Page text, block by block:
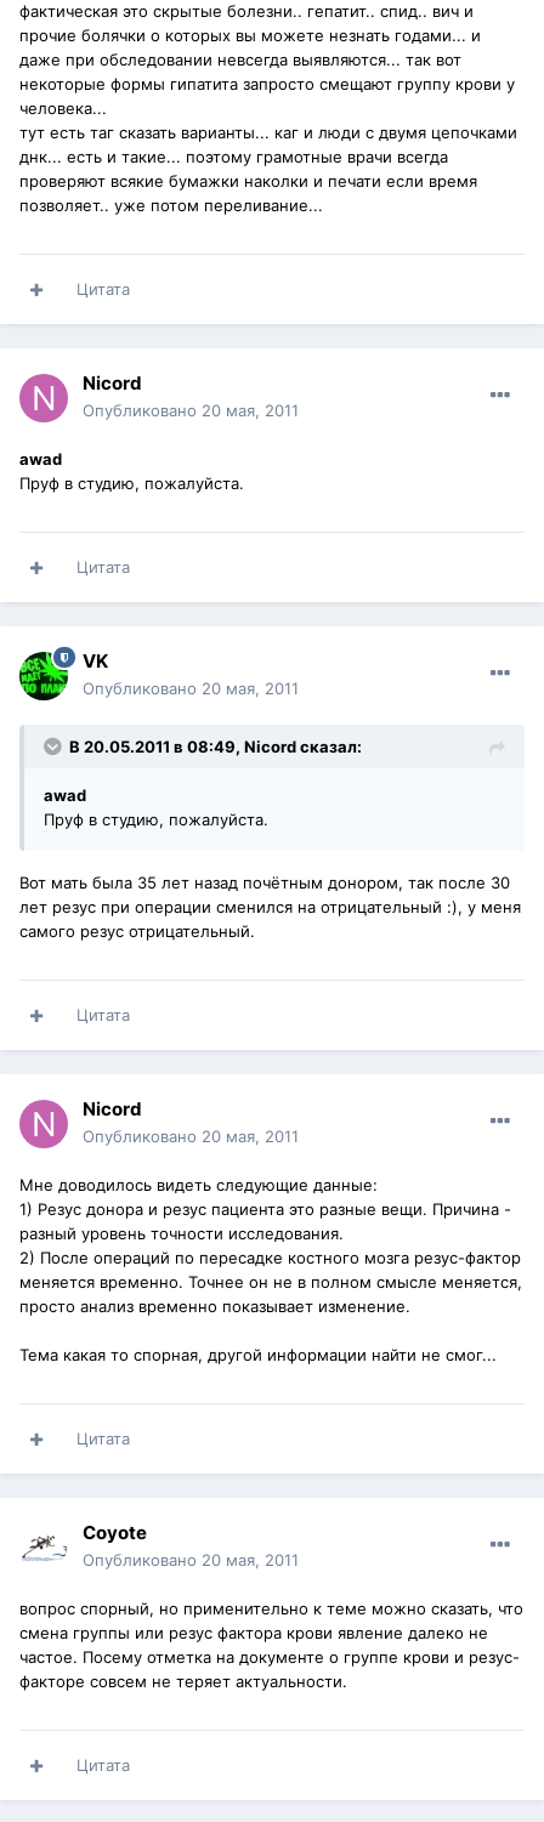
фактическая это скрытые болезни.. гепатит.. спид.. вич и
прочие болячки о которых вы можете незнать годами... и
даже при обследовании невсегда выявляются... так вот
некоторые формы гипатита запросто смещают группу крови у
человека...
тут есть таг сказать варианты... каг и люди с двумя цепочками
днк... есть и такие... поэтому грамотные врачи всегда
проверяют всякие бумажки наколки и печати если время
позволяет.. уже потом переливание...
Цитата
Nicord
Опубликовано 20 мая, 2011
awad
Пруф в студию, пожалуйста.
Цитата
VK
Опубликовано 20 мая, 2011
В 20.05.2011 в 08:49, Nicord сказал:
awad
Пруф в студию, пожалуйста.
Вот мать была 35 лет назад почётным донором, так после 30
лет резус при операции сменился на отрицательный :), у меня
самого резус отрицательный.
Цитата
Nicord
Опубликовано 20 мая, 2011
Мне доводилось видеть следующие данные:
1) Резус донора и резус пациента это разные вещи. Причина -
разный уровень точности исследования.
2) После операций по пересадке костного мозга резус-фактор
меняется временно. Точнее он не в полном смысле меняется,
просто анализ временно показывает изменение.
Тема какая то спорная, другой информации найти не смог...
Цитата
Coyote
Опубликовано 20 мая, 2011
вопрос спорный, но применительно к теме можно сказать, что
смена группы или резус фактора крови явление далеко не
частое. Посему отметка на документе о группе крови и резус-
факторе совсем не теряет актуальности.
Цитата